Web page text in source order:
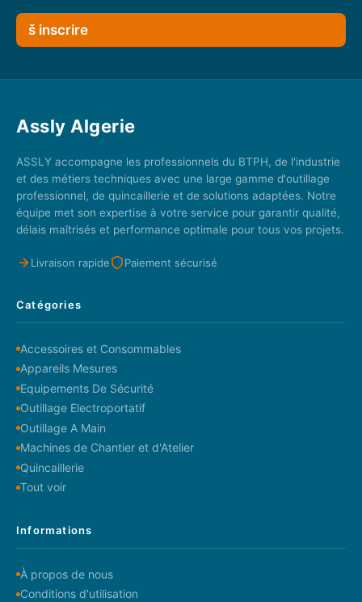
š inscrire
Assly Algerie
ASSLY accompagne les professionnels du BTPH, de l'industrie
et des métiers techniques avec une large gamme d'outillage
professionnel, de quincaillerie et de solutions adaptées. Notre
équipe met son expertise à votre service pour garantir qualité,
délais maîtrisés et performance optimale pour tous vos projets.
Livraison rapide Paiement sécurisé
Catégories
Accessoires et Consommables
Appareils Mesures
Equipements De Sécurité
Outillage Electroportatif
Outillage A Main
Machines de Chantier et d'Atelier
Quincaillerie
Tout voir
Informations
À propos de nous
Conditions d'utilisation